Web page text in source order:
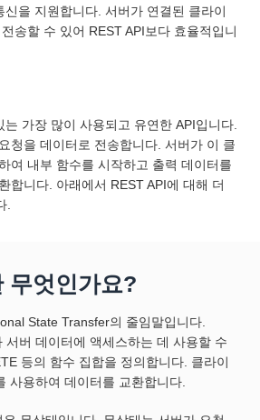
을 지원합니다. 서버가 연결된 클라이
송할 수 있어 REST API보다 효율적입니
가장 많이 사용되고 유연한 API입니다.
청을 데이터로 전송합니다. 서버가 이 클
여 내부 함수를 시작하고 출력 데이터를
합니다. 아래에서 REST API에 대해 더
.
무엇인가요?
State Transfer의 줄임말입니다.
서버 데이터에 액세스하는 데 사용할 수
등의 함수 집합을 정의합니다. 클라이
사용하여 데이터를 교환합니다.